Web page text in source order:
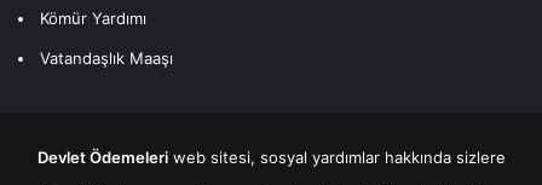
Kömür Yardımı
Vatandaşlık Maaşı
Devlet Ödemeleriweb sitesi, sosyal yardımlar hakkında sizlere